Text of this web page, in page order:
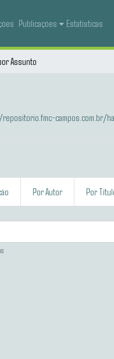
Publicações Estatísticas
Assunto
campos.com.br/
Por Autor Por